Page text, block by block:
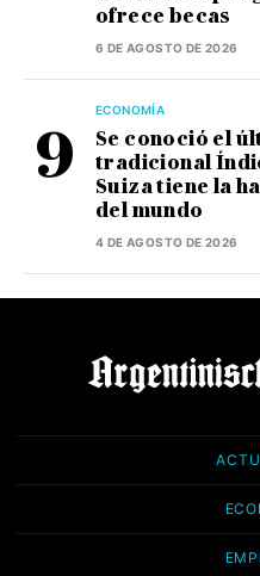
ofrece becas
6 DE AGOSTO DE 2026
ECONOMÍA
Se conoció el
tradicional
Suiza tiene la
del mundo
4 DE AGOSTO DE 2026